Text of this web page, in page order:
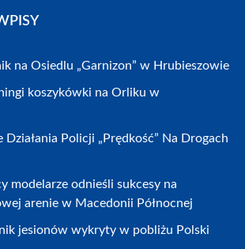
na Osiedlu „Garnizon” w Hrubieszowie
koszykówki na Orliku w
Policji „Prędkość” Na Drogach
modelarze odnieśli sukcesy na
arenie w Macedonii Północnej
jesionów wykryty w pobliżu Polski